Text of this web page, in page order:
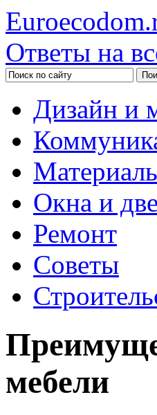
Ответы на
Дизайн и
Окна и
Ремонт
Советы
мебели